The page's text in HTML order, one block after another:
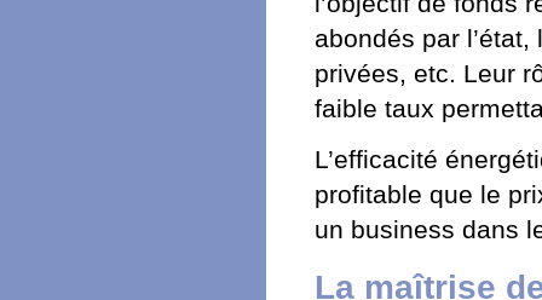
abondés par
privées, etc. Leur
faible taux
L’efficacité
profitable que le
un business dans
La maîtrise